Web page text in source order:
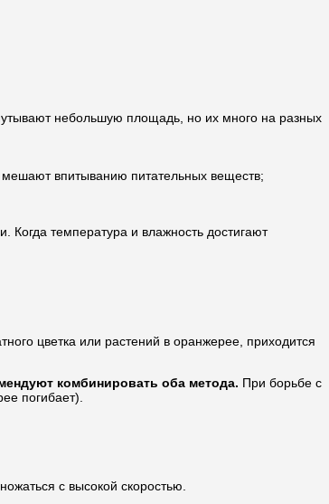
небольшую площадь, но их много на разных
мешают впитыванию питательных веществ;
Когда температура и влажность достигают
цветка или растений в оранжерее, приходится
комбинировать оба метода. При борьбе с
погибает).
с высокой скоростью.